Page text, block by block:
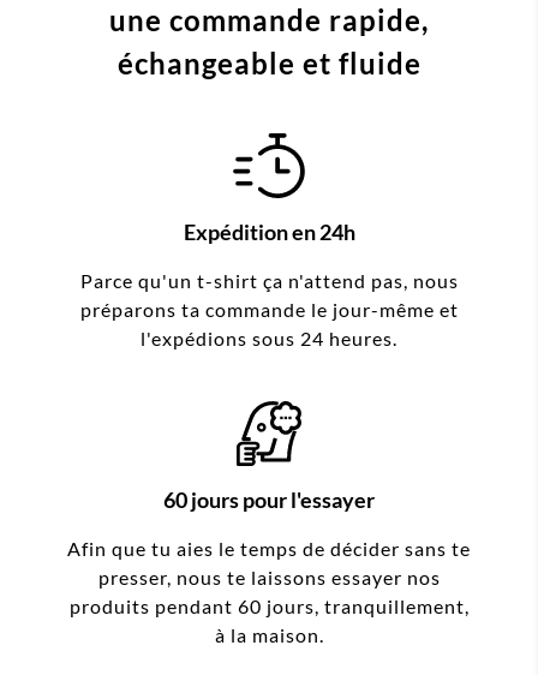
une commande rapide,
échangeable et fluide
Expédition en 24h
Parce qu'un t-shirt ça n'attend pas, nous
préparons ta commande le jour-même et
l'expédions sous 24 heures.
60 jours pour l'essayer
Afin que tu aies le temps de décider sans te
presser, nous te laissons essayer nos
produits pendant 60 jours, tranquillement,
à la maison.